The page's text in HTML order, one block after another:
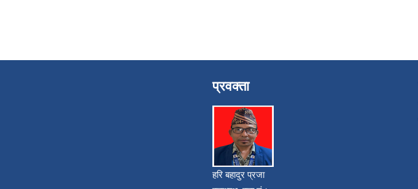
प्रवक्ता
हरि बहादुर प्रजा